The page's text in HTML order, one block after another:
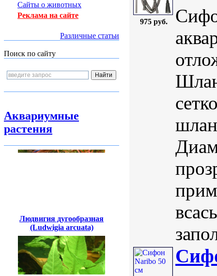
Сайты о животных
Реклама на сайте
Различные статьи
Поиск по сайту
Аквариумные
растения
Людвигия дугообразная
(Ludwigia arcuata)
975 руб.